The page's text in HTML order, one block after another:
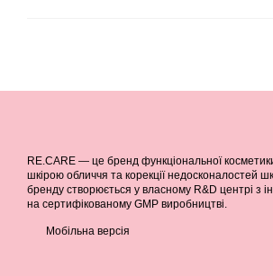
RE.CARE — це бренд функціональної
шкірою обличчя та корекції недосконалостей
бренду створюється у власному R&D центрі з
на сертифікованому GMP виробництві.
Мобільна версія